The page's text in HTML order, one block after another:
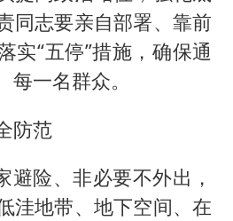
同志要亲自部署、靠前
实“五停”措施，确保通
一名群众。
防范
避险、非必要不外出，
洼地带、地下空间、在